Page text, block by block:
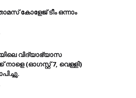
കോളേജ് ടീം ഒന്നാം
വിദ്യാഭ്യാസ
(ഓഗസ്റ്റ് 7, വെള്ളി)